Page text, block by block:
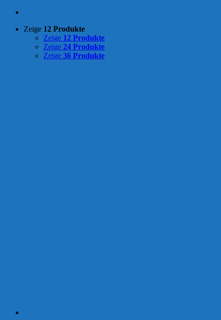
Zeige 12 Produkte
Zeige 12 Produkte
Zeige 24 Produkte
Zeige 36 Produkte